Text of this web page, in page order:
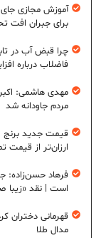
آموزش مجازی
برای جبران افت
چرا قبض آب در
فاضلاب درباره
مهدی هاشمی:
مردم جاودانه شد
قیمت جدید برنج
ارزان‌تر از قیمت
فرهاد حسن‌زاده:
است | نقد «زیبا
مدال طلا